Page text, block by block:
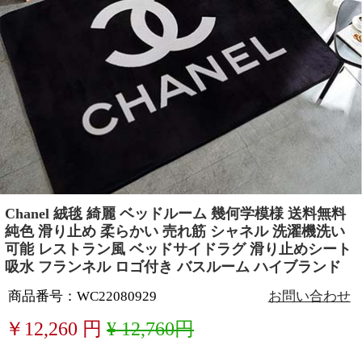
Chanel 絨毯 綺麗 ベッドルーム 幾何学模様 送料無料
純色 滑り止め 柔らかい 売れ筋 シャネル 洗濯機洗い
可能 レストラン風 ベッドサイドラグ 滑り止めシート
吸水 フランネル ロゴ付き バスルーム ハイブランド
商品番号：WC22080929 お問い合わせ
￥ 12,260 円 ¥ 12,760円